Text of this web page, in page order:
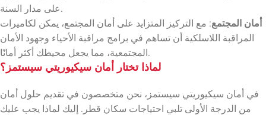
على مدار السنة.
أمان المجتمع: مع التركيز المتزايد على أمان المجتمع، يمكن لكاميرات
المراقبة اللاسلكية أن تساهم في برامج مراقبة الأحياء وجهود الأمان
المجتمعية، مما يجعل محيطك أكثر أمانًا.
لماذا تختار أمان سيكيوريتي سيستمز؟
في أمان سيكيوريتي سيستمز، نحن متخصصون في تقديم حلول أمان
من الدرجة الأولى تلبي احتياجات سكان قطر. إليك لماذا يجب عليك